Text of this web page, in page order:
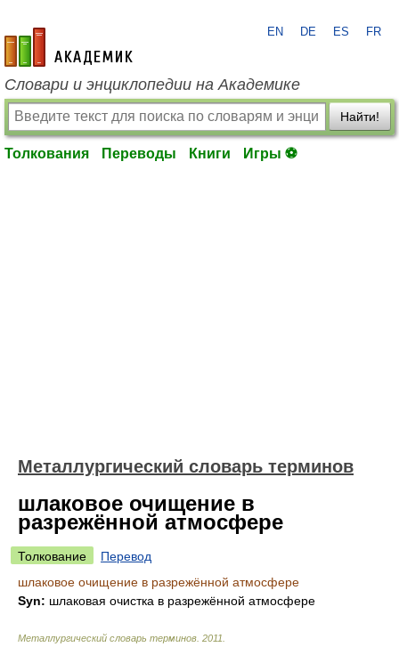
academic.ru
EN DE ES FR
Словари и энциклопедии на Академике
Найти!
Толкования Переводы Книги Игры ⚽
Металлургический словарь терминов
шлаковое очищение в
разрежённой атмосфере
Толкование
Перевод
шлаковое очищение в разрежённой атмосфере
Syn: шлаковая очистка в разрежённой атмосфере
Металлургический словарь терминов 2011